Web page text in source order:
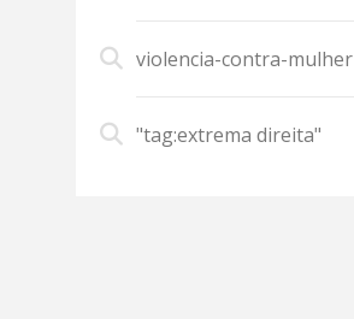
violencia-contra-mulher
"tag:extrema direita"